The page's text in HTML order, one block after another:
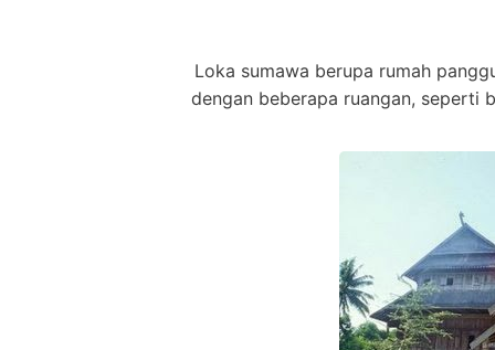
Loka sumawa berupa rumah
dengan beberapa ruangan, seperti